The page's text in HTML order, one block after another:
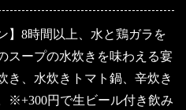
】8時間以上、水と鶏ガラを
スープの水炊きを味わえる宴
き、水炊きトマト鍋、辛炊き
※+300円で生ビール付き飲み